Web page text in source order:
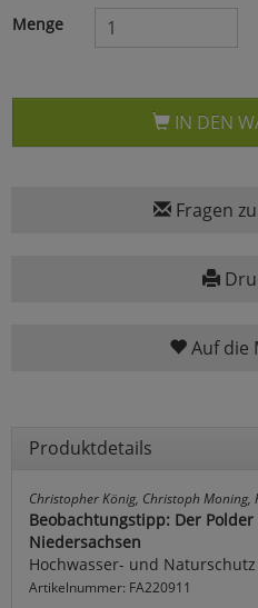
Menge
IN DEN
Fragen
Auf die
Produktdetails
Christopher König, Christoph Moning,
Beobachtungstipp: Der
Niedersachsen
Hochwasser- und Naturschutz
Artikelnummer: FA220911